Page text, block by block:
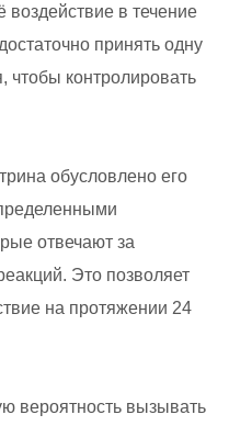
воздействие в течение
принять одну
чтобы контролировать
обусловлено его
отвечают за
Это позволяет
на протяжении 24
вероятность вызывать